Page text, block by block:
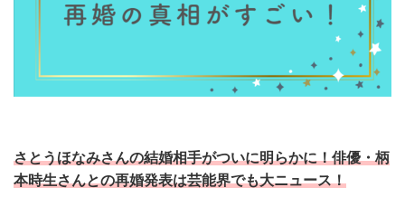
さとうほなみさんの結婚相手がついに明らかに！俳優・柄
本時生さんとの再婚発表は芸能界でも大ニュース！